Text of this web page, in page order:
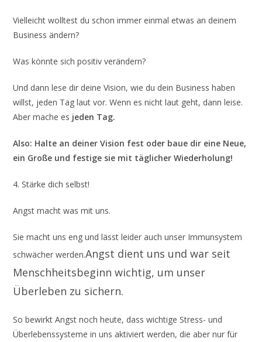
Vielleicht wolltest du schon immer einmal etwas an deinem
Business ändern?
Was könnte sich positiv verändern?
Und dann lese dir deine Vision, wie du dein Business haben
willst, jeden Tag laut vor. Wenn es nicht laut geht, dann leise.
Aber mache es jeden Tag.
Also: Halte an deiner Vision fest oder baue dir eine Neue,
ein Große und festige sie mit täglicher Wiederholung!
4. Stärke dich selbst!
Angst macht was mit uns.
Sie macht uns eng und lässt leider auch unser Immunsystem
schwächer werden.Angst dient uns und war seit
Menschheitsbeginn wichtig, um unser
Überleben zu sichern.
So bewirkt Angst noch heute, dass wichtige Stress- und
Überlebenssysteme in uns aktiviert werden, die aber nur für